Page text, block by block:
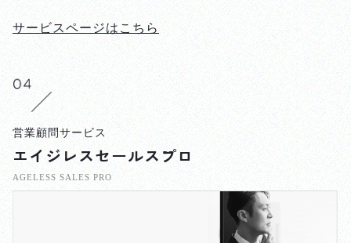
サービスページはこちら
営業顧問サービス
エイジレスセールスプロ
AGELESS SALES PRO